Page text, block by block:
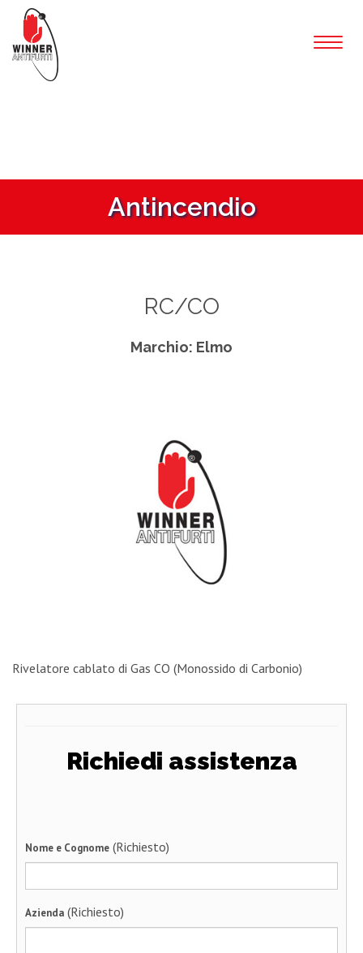
Antincendio
RC/CO
Marchio: Elmo
Rivelatore cablato di Gas CO (Monossido di Carbonio)
Richiedi assistenza
Nome e Cognome (Richiesto)
Azienda (Richiesto)